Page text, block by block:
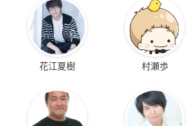
花江夏樹 村瀬歩